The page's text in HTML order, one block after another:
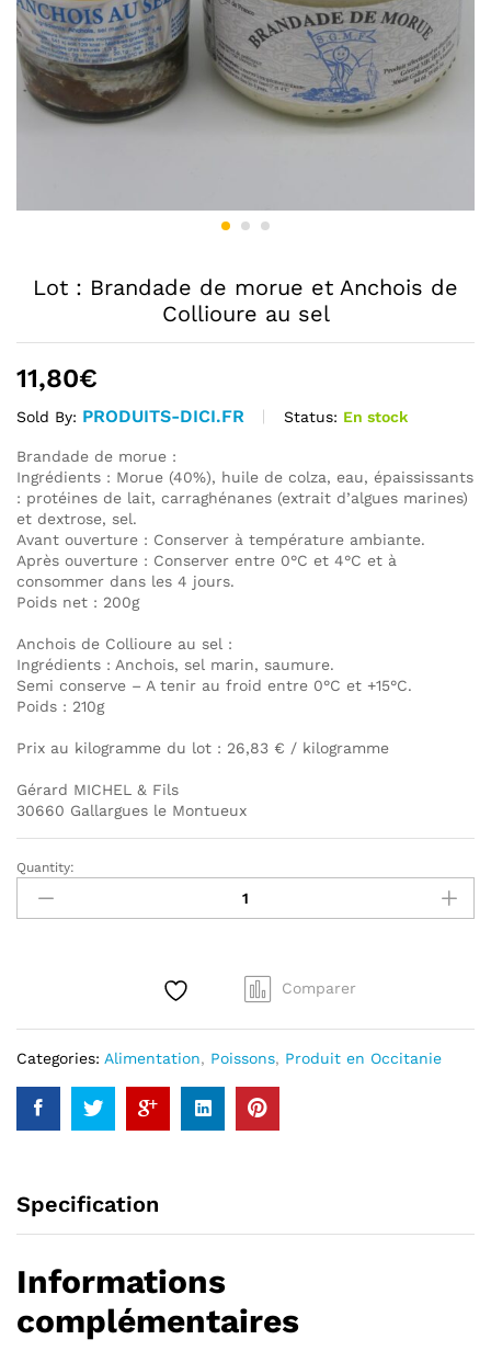
Lot : Brandade de morue et Anchois de
Collioure au sel
11,80€
Sold By: PRODUITS-DICI.FR Status: En stock
Brandade de morue :
Ingrédients : Morue (40%), huile de colza, eau, épaississants
: protéines de lait, carraghénanes (extrait d’algues marines)
et dextrose, sel.
Avant ouverture : Conserver à température ambiante.
Après ouverture : Conserver entre 0°C et 4°C et à
consommer dans les 4 jours.
Poids net : 200g
Anchois de Collioure au sel :
Ingrédients : Anchois, sel marin, saumure.
Semi conserve – A tenir au froid entre 0°C et +15°C.
Poids : 210g
Prix au kilogramme du lot : 26,83 € / kilogramme
Gérard MICHEL & Fils
30660 Gallargues le Montueux
Lot
Brandade
Collioure
au
sel
Quantity:
Comparer
Categories: Alimentation, Poissons, Produit en Occitanie
Specification
Informations
complémentaires